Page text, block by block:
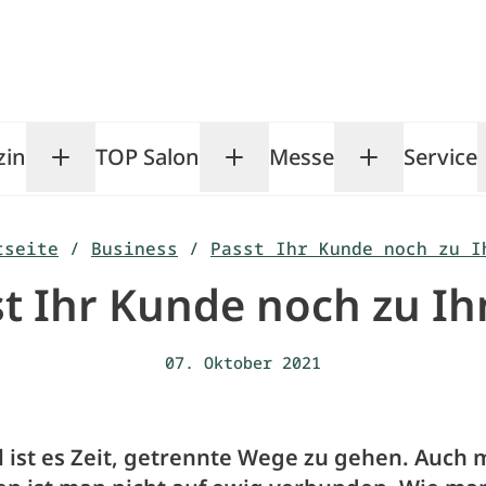
Toggle Magazin submenu
TOP Salon Toggle TOP Salon
Messe ToggleService
/ Business / Passt Ihr Kunde noch zu
Ihr Kunde noch zu
07. Oktober 2021
ist es Zeit, getrennte Wege zu gehen. Auch